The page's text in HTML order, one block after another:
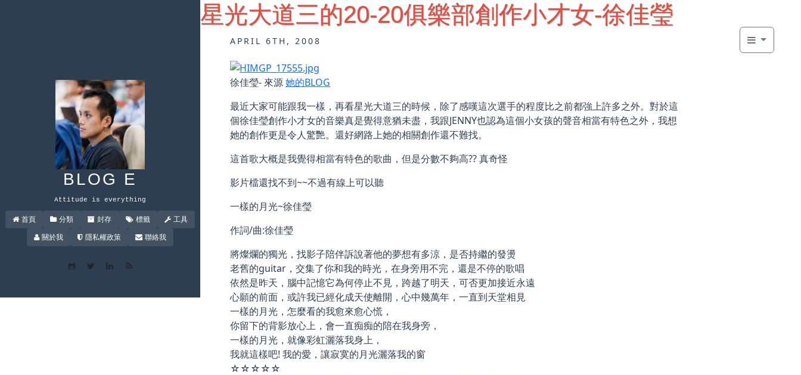
BLOG E
Attitude is everything
首頁 分類 封存 標籤
工具
關於我
隱私權政策 聯絡我
星光大道三的20-20俱樂部創作小才女-徐佳瑩
APRIL 6TH, 2008
徐佳瑩- 來源她的BLOG
最近大家可能跟我一樣，再看星光大道三的時候，除了感嘆這次選手的程度比之前都強上許多之外。對於這
個徐佳瑩創作小才女的音樂真是覺得意猶未盡，我跟JENNY也認為這個小女孩的聲音相當有特色之外，我想
她的創作更是令人驚艷。還好網路上她的相關創作還不難找。
這首歌大概是我覺得相當有特色的歌曲，但是分數不夠高?? 真奇怪
影片檔還找不到~~不過有線上可以聽
一樣的月光~徐佳瑩
作詞/曲:徐佳瑩
將燦爛的獨光，找影子陪伴訴說著他的夢想有多涼，是否持繼的發燙
老舊的guitar，交集了你和我的時光，在身旁用不完，還是不停的歌唱
依然是昨天，腦中記憶它為何停止不見，跨越了明天，可否更加接近永遠
心願的前面，或許我已經化成天使離開，心中幾萬年，一直到天堂相見
一樣的月光，怎麼看的我愈來愈心慌，
你留下的背影放心上，會一直痴痴的陪在我身旁，
一樣的月光，就像彩虹灑落我身上，
我就這樣吧! 我的愛，讓寂寞的月光灑落我的窗
☆☆☆☆☆